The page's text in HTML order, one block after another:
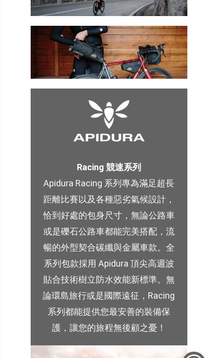
Racing 競速系列
Apidura Racing 系列專為滿足超長
距離比賽以及各種惡劣氣候設計，
恰到好處的包身尺寸，無論公路車
或是礫石公路車都能完美搭配，流
暢的外型契合碳纖與金屬車款。全
系列包款採用 Apidura 頂尖高週波
貼合技術樹立防水效能新標準。無
論環島旅行或是國際遠征，Racing
系列都能提供您最安善的裝備保
護，讓您的旅程無後顧之憂！